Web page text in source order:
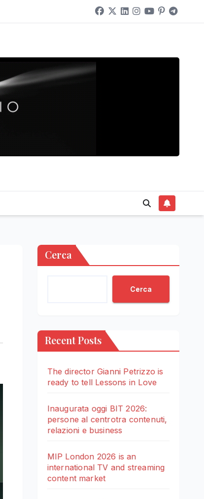
Cerca
Cerca
Recent Posts
The director Gianni Petrizzo is
ready to tell Lessons in Love
Inaugurata oggi BIT 2026:
persone al centrotra contenuti,
relazioni e business
MIP London 2026 is an
international TV and streaming
content market